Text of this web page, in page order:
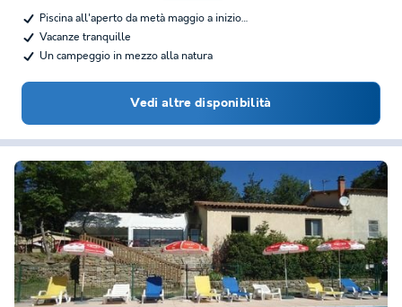
Piscina all'aperto da metà maggio a inizio…
Vacanze tranquille
Un campeggio in mezzo alla natura
Vedi altre disponibilità